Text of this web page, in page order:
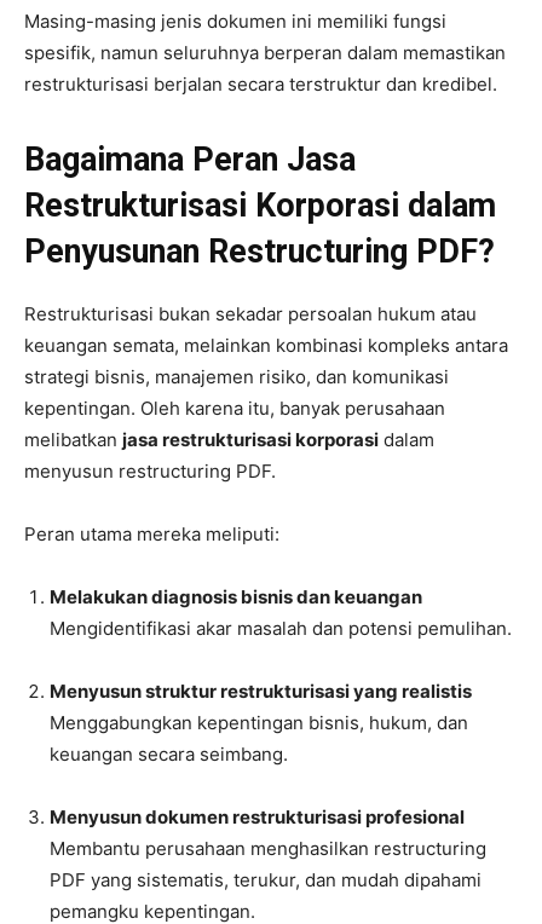
Masing-masing jenis dokumen ini memiliki fungsi
spesifik, namun seluruhnya berperan dalam memastikan
restrukturisasi berjalan secara terstruktur dan kredibel.
Bagaimana Peran Jasa
Restrukturisasi Korporasi dalam
Penyusunan Restructuring PDF?
Restrukturisasi bukan sekadar persoalan hukum atau
keuangan semata, melainkan kombinasi kompleks antara
strategi bisnis, manajemen risiko, dan komunikasi
kepentingan. Oleh karena itu, banyak perusahaan
melibatkan jasa restrukturisasi korporasi dalam
menyusun restructuring PDF.
Peran utama mereka meliputi:
Melakukan diagnosis bisnis dan keuangan
Mengidentifikasi akar masalah dan potensi pemulihan.
Menyusun struktur restrukturisasi yang realistis
Menggabungkan kepentingan bisnis, hukum, dan
keuangan secara seimbang.
Menyusun dokumen restrukturisasi profesional
Membantu perusahaan menghasilkan restructuring
PDF yang sistematis, terukur, dan mudah dipahami
pemangku kepentingan.